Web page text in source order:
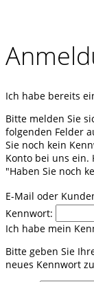
Ich habe bereits
Bitte melden Sie
folgenden Felder
Sie noch kein
Konto bei uns ein.
"Haben Sie noch
E-Mail oder
Kennwort:
Ich habe mein
Bitte geben Sie
neues Kennwort